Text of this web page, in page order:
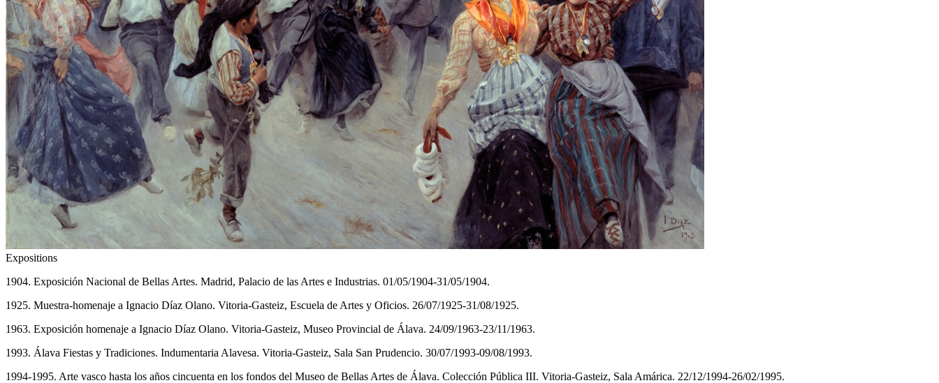
Expositions
1904. Exposición Nacional de Bellas Artes. Madrid, Palacio de las Artes e Industrias. 01/05/1904-31/05/1904.
1925. Muestra-homenaje a Ignacio Díaz Olano. Vitoria-Gasteiz, Escuela de Artes y Oficios. 26/07/1925-31/08/1925.
1963. Exposición homenaje a Ignacio Díaz Olano. Vitoria-Gasteiz, Museo Provincial de Álava. 24/09/1963-23/11/1963.
1993. Álava Fiestas y Tradiciones. Indumentaria Alavesa. Vitoria-Gasteiz, Sala San Prudencio. 30/07/1993-09/08/1993.
1994-1995. Arte vasco hasta los años cincuenta en los fondos del Museo de Bellas Artes de Álava. Colección Pública III. Vitoria-Gasteiz, Sala Amárica. 22/12/1994-26/02/1995.